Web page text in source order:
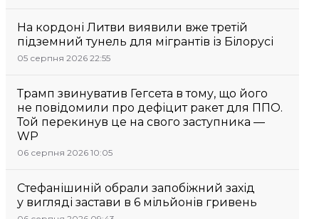
На кордоні Литви виявили вже третій
підземний тунель для мігрантів із Білорусі
05 серпня 2026 22:55
Трамп звинуватив Гегсета в тому, що його
не повідомили про дефіцит ракет для ППО.
Той перекинув це на свого заступника —
WP
06 серпня 2026 10:05
Стефанішиній обрали запобіжний захід
у вигляді застави в 6 мільйонів гривень